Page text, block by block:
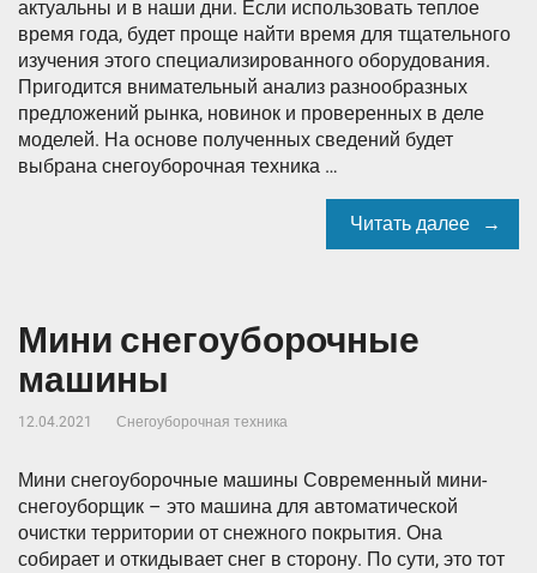
актуальны и в наши дни. Если использовать теплое
время года, будет проще найти время для тщательного
изучения этого специализированного оборудования.
Пригодится внимательный анализ разнообразных
предложений рынка, новинок и проверенных в деле
моделей. На основе полученных сведений будет
выбрана снегоуборочная техника …
Читать далее
Мини снегоуборочные
машины
12.04.2021 Снегоуборочная техника
Мини снегоуборочные машины Современный мини-
снегоуборщик – это машина для автоматической
очистки территории от снежного покрытия. Она
собирает и откидывает снег в сторону. По сути, это тот